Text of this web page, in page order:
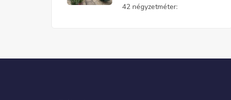
42 négyzetméter: